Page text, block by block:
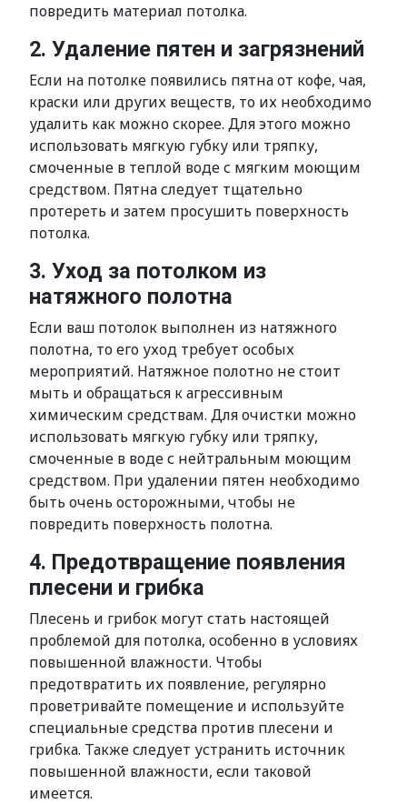
повредить материал потолка.
2. Удаление пятен и загрязнений
Если на потолке появились пятна от кофе, чая,
краски или других веществ, то их необходимо
удалить как можно скорее. Для этого можно
использовать мягкую губку или тряпку,
смоченные в теплой воде с мягким моющим
средством. Пятна следует тщательно
протереть и затем просушить поверхность
потолка.
3. Уход за потолком из
натяжного полотна
Если ваш потолок выполнен из натяжного
полотна, то его уход требует особых
мероприятий. Натяжное полотно не стоит
мыть и обращаться к агрессивным
химическим средствам. Для очистки можно
использовать мягкую губку или тряпку,
смоченные в воде с нейтральным моющим
средством. При удалении пятен необходимо
быть очень осторожными, чтобы не
повредить поверхность полотна.
4. Предотвращение появления
плесени и грибка
Плесень и грибок могут стать настоящей
проблемой для потолка, особенно в условиях
повышенной влажности. Чтобы
предотвратить их появление, регулярно
проветривайте помещение и используйте
специальные средства против плесени и
грибка. Также следует устранить источник
повышенной влажности, если таковой
имеется.